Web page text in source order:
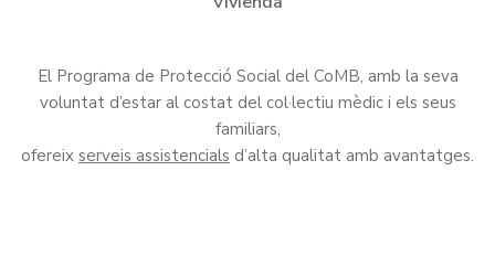
El Programa de Protecció Social del CoMB, amb la seva
voluntat d’estar al costat del col·lectiu mèdic i els seus
familiars,
ofereix serveis assistencials d’alta qualitat amb avantatges.